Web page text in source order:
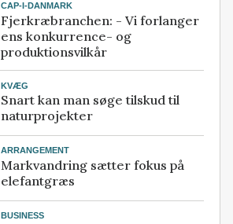
CAP-I-DANMARK
Fjerkræbranchen: - Vi forlanger
ens konkurrence- og
produktionsvilkår
KVÆG
Snart kan man søge tilskud til
naturprojekter
ARRANGEMENT
Markvandring sætter fokus på
elefantgræs
BUSINESS